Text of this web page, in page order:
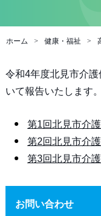
ホーム 健康・福祉
令和4年度北見市介
いて報告いたします。
第1回北見市介
第2回北見市介
第3回北見市介
お問い合わせ